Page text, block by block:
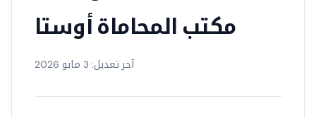
مكتب المحاماة أوستا
آخر تعديل: 3 مايو 2026